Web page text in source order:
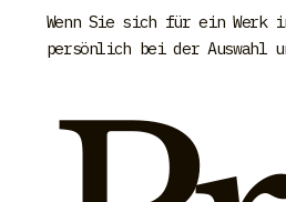
Wenn Sie sich für ein
persönlich bei der Auswahl